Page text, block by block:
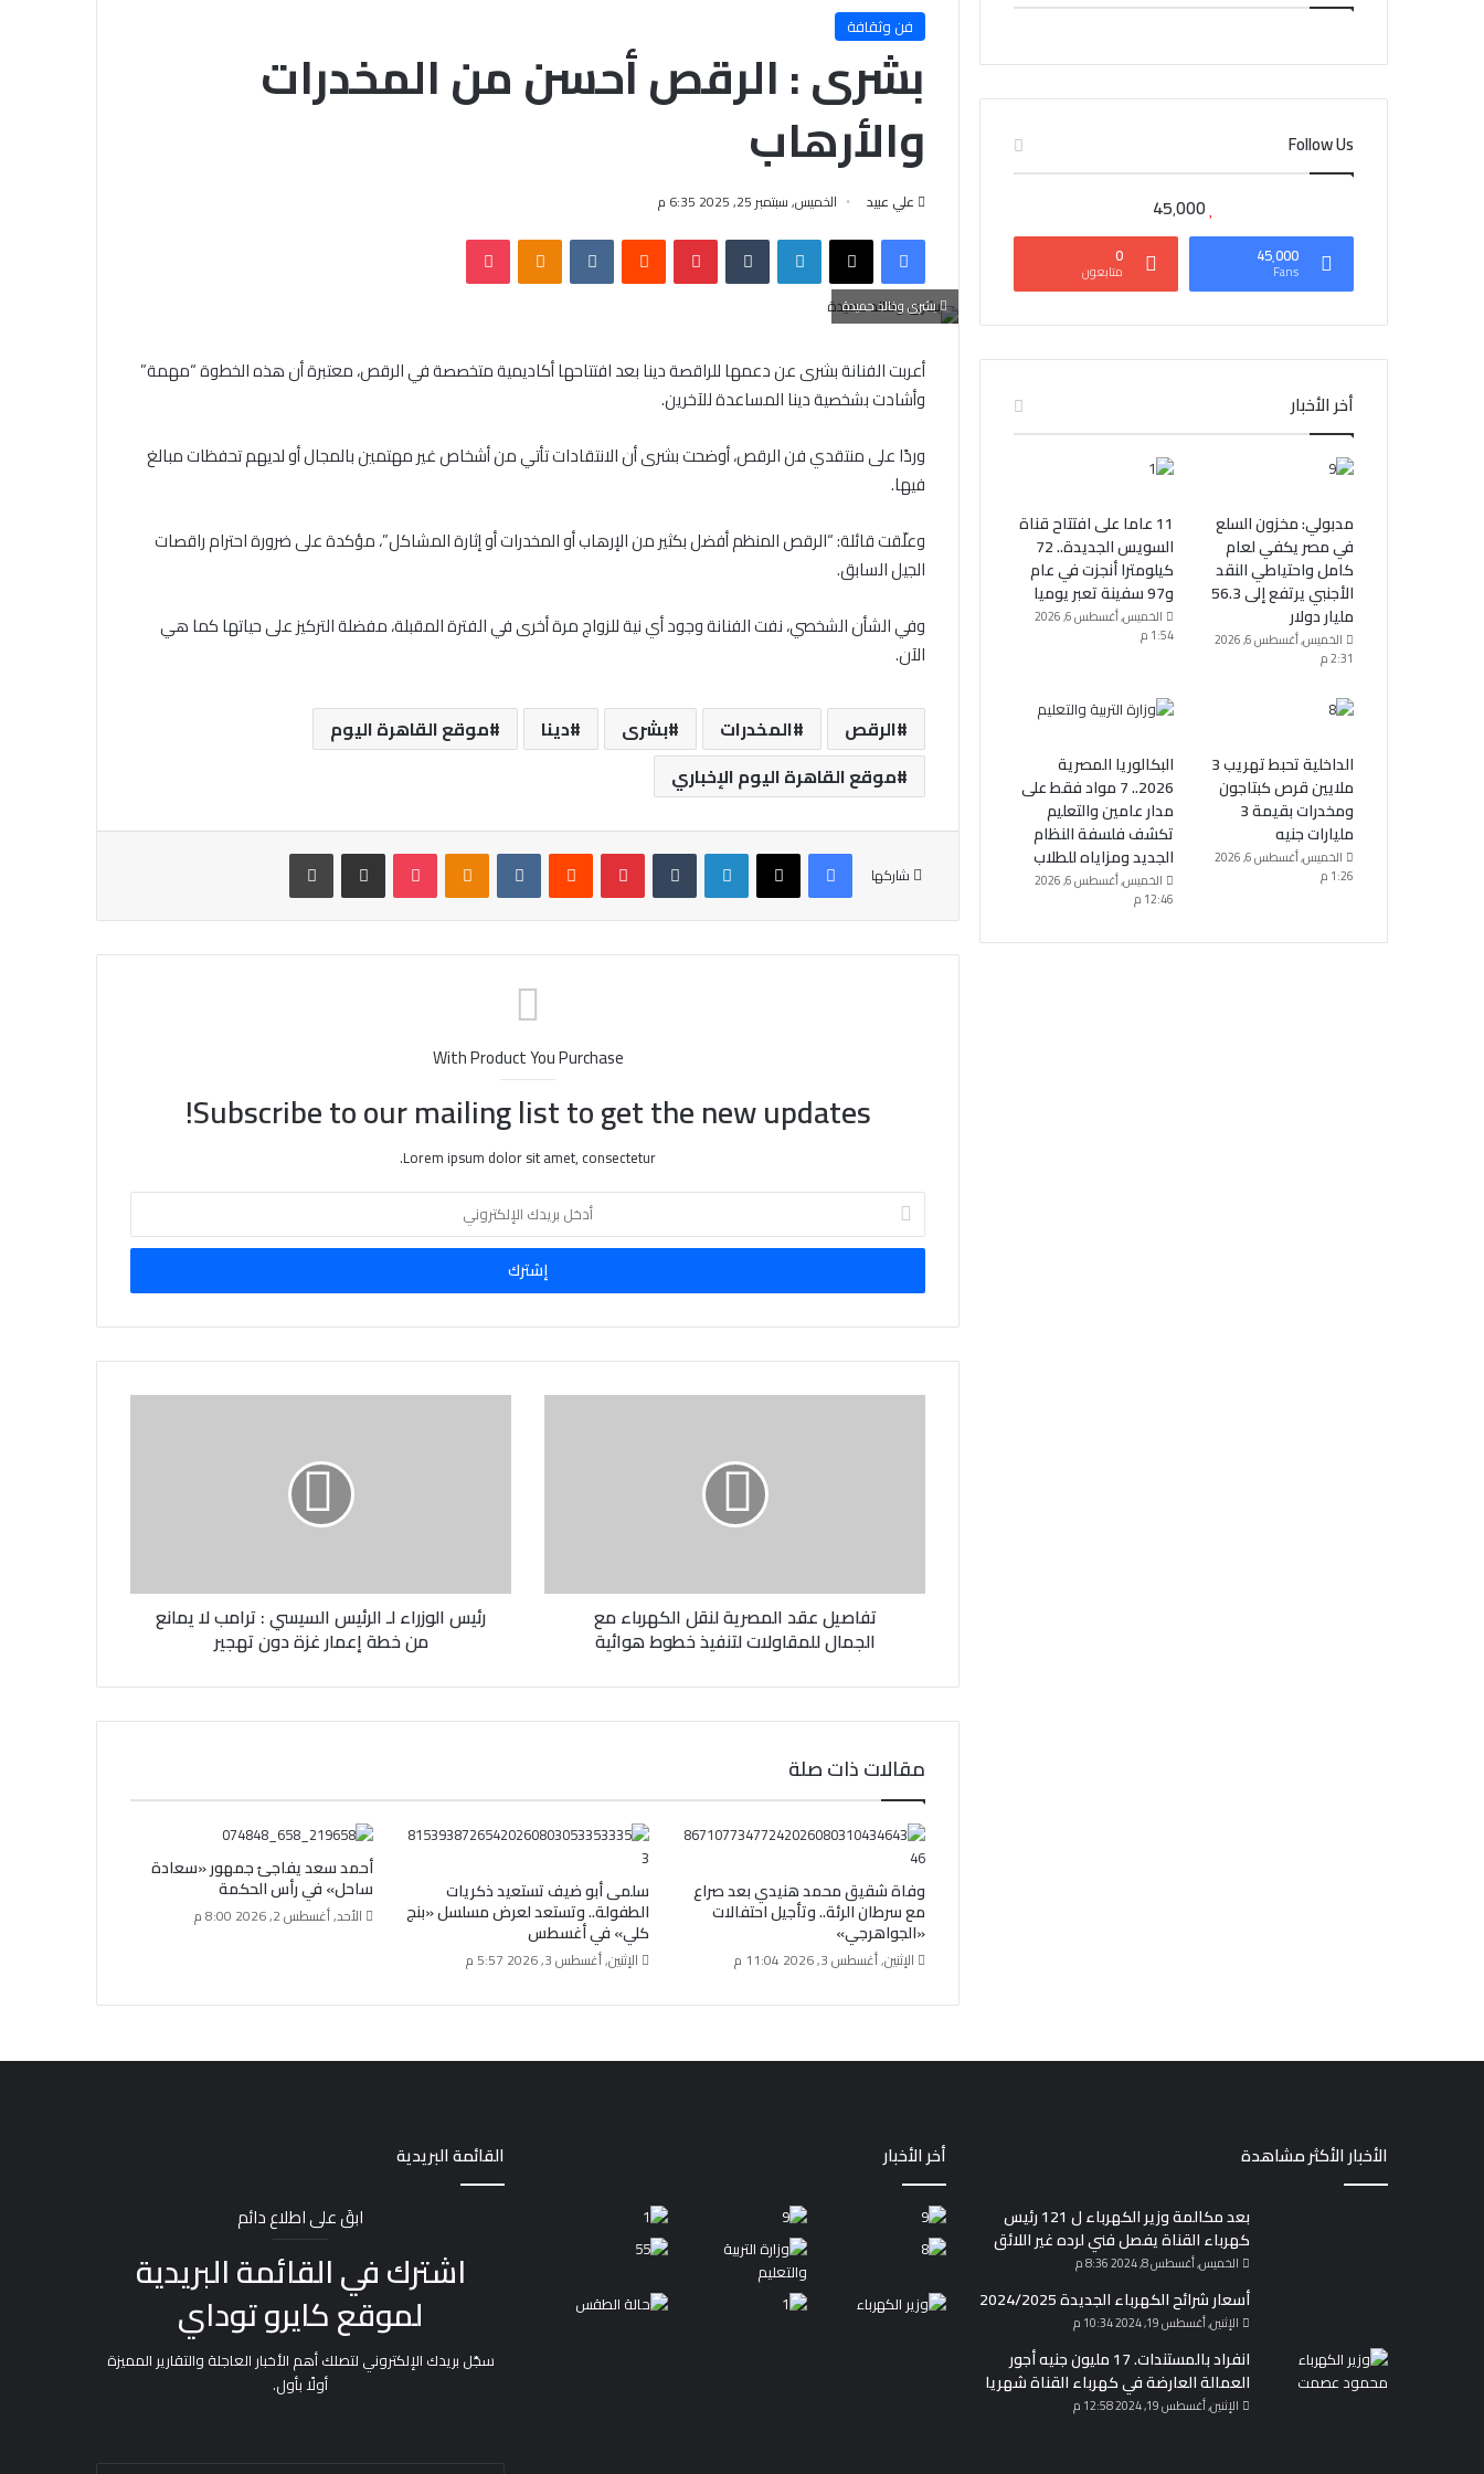
فن وثقافة
بشرى : الرقص أحسن من المخدرات
والأرهاب
علي عبيد الخميس, سبتمبر 25, 2025 6:35 م
فيسبوك لينكدإن بينتيريست
بشرى وخالد حميدة
أعربت الفنانة بشرى عن دعمها للراقصة دينا بعد افتتاحها أكاديمية متخصصة في الرقص، معتبرة أن هذه الخطوة “مهمة”
وأشادت بشخصية دينا المساعدة للآخرين.
وردًا على منتقدي فن الرقص، أوضحت بشرى أن الانتقادات تأتي من أشخاص غير مهتمين بالمجال أو لديهم تحفظات مبالغ
فيها.
وعلّقت قائلة: “الرقص المنظم أفضل بكثير من الإرهاب أو المخدرات أو إثارة المشاكل”، مؤكدة على ضرورة احترام راقصات
الجيل السابق.
وفي الشأن الشخصي، نفت الفنانة وجود أي نية للزواج مرة أخرى في الفترة المقبلة، مفضلة التركيز على حياتها كما هي
الآن.
الرقص المخدرات بشرى دينا
موقع القاهرة اليوم
موقع القاهرة اليوم الإخباري
شاركها
فيسبوك لينكدإن بينتيريست بوكيت
With Product You Purchase
Subscribe to our mailing list to get the new updates!
Lorem ipsum dolor sit amet, consectetur.
خ
ب
د
ن
تفاصيل عقد المصرية لنقل الكهرباء مع
الجمال للمقاولات لتنفيذ خطوط هوائية
رئيس الوزراء لـ الرئيس السيسي : ترامب لا يمانع
من خطة إعمار غزة دون تهجير
مقالات ذات صلة
وفاة شقيق محمد هنيدي بعد صراع
مع سرطان الرئة.. وتأجيل احتفالات
«الجواهرجي»
الإثنين, أغسطس 3, 2026 11:04 م
سلمى أبو ضيف تستعيد ذكريات
الطفولة.. وتستعد لعرض مسلسل «بنج
كلي» في أغسطس
الإثنين, أغسطس 3, 2026 5:57 م
أحمد سعد يفاجئ جمهور «سعادة
ساحل» في رأس الحكمة
الأحد, أغسطس 2, 2026 8:00 م
Follow Us
45٬000
45٬000
Fans
0
متابعون
أخر الأخبار
مدبولي: مخزون السلع
في مصر يكفي لعام
كامل واحتياطي النقد
الأجنبي يرتفع إلى 56.3
مليار دولار
الخميس, أغسطس 6, 2026
2:31 م
11 عاما على افتتاح قناة
السويس الجديدة.. 72
كيلومترا أنجزت في عام
و97 سفينة تعبر يوميا
الخميس, أغسطس 6, 2026
1:54 م
الداخلية تحبط تهريب 3
ملايين قرص كبتاجون
ومخدرات بقيمة 3
مليارات جنيه
الخميس, أغسطس 6, 2026
1:26 م
البكالوريا المصرية
2026.. 7 مواد فقط على
مدار عامين والتعليم
تكشف فلسفة النظام
الجديد ومزاياه للطلاب
الخميس, أغسطس 6, 2026
12:46 م
الأخبار الأكثر مشاهدة
بعد مكالمة وزير الكهرباء ل 121 رئيس
كهرباء القناة يفصل فني لرده غير اللائق
الخميس, أغسطس 8, 2024 8:36 م
أسعار شرائح الكهرباء الجديدة 2024/2025
الإثنين, أغسطس 19, 2024 10:34 م
انفراد بالمستندات. 17 مليون جنيه أجور
العمالة العارضة في كهرباء القناة شهريا
الإثنين, أغسطس 19, 2024 12:58 م
أخر الأخبار
القائمة البريدية
ابقَ على اطلاع دائم
اشترك في القائمة البريدية
لموقع كايرو توداي
سجّل بريدك الإلكتروني لتصلك أهم الأخبار العاجلة والتقارير المميزة
أولًا بأول.